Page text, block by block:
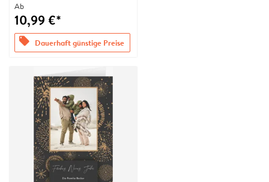
Ab
10,99 €*
offers Dauerhaft günstige Preise